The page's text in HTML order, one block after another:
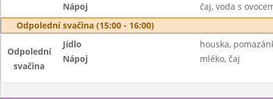
Nápoj
čaj, voda s
Odpolední svačina (15:00 - 16:00)
Odpolední
svačina
Jídlo
houska,
Nápoj
mléko, čaj